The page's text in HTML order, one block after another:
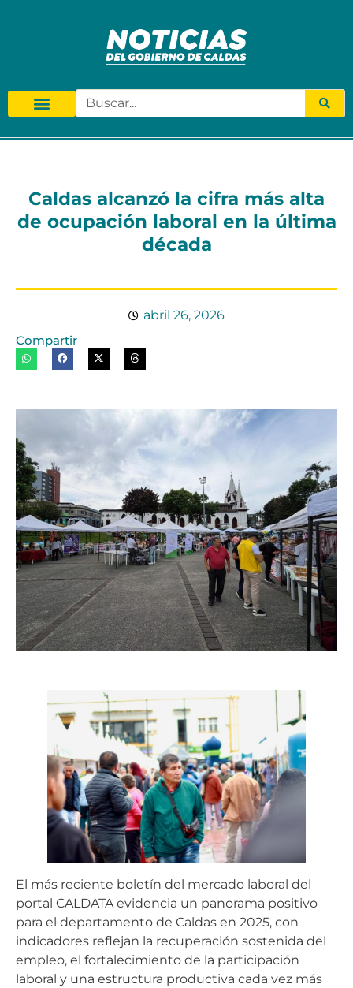
Caldas alcanzó la cifra más alta
de ocupación laboral en la última
década
abril 26, 2026
Compartir
El más reciente boletín del mercado laboral del
portal CALDATA evidencia un panorama positivo
para el departamento de Caldas en 2025, con
indicadores reflejan la recuperación sostenida del
empleo, el fortalecimiento de la participación
laboral y una estructura productiva cada vez más